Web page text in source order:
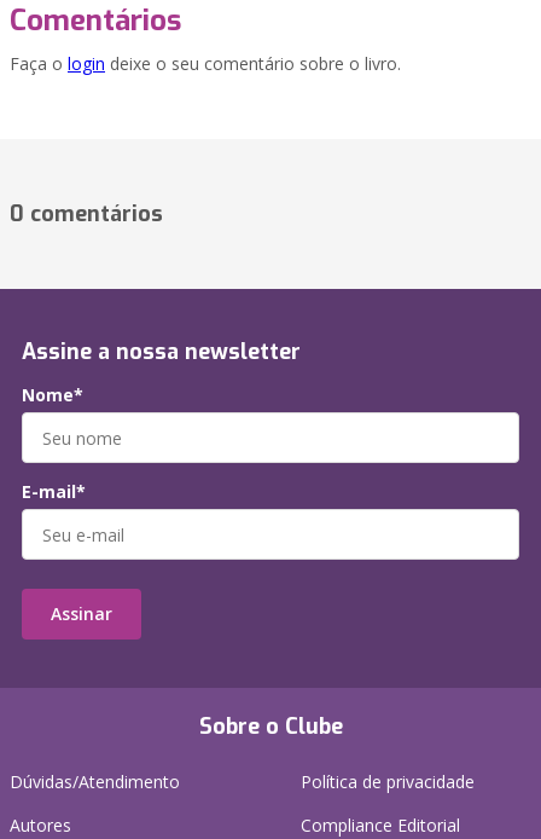
Comentários
Faça o login deixe o seu comentário sobre o livro.
0 comentários
Sobre o Clube
Dúvidas/Atendimento
Autores
Política de privacidade
Compliance Editorial
Assine a nossa newsletter
Nome*
E-mail*
Assinar